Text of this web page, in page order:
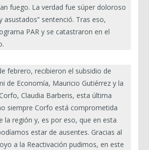
fuego. La verdad fue súper doloroso
asustados” sentenció. Tras eso,
PAR y se catastraron en el
febrero, recibieron el subsidio de
de Economía, Mauricio Gutiérrez y la
Claudia Barberis, esta última
siempre Corfo está comprometida
la región y, es por eso, que en esta
estar de ausentes. Gracias al
a la Reactivación pudimos, en este